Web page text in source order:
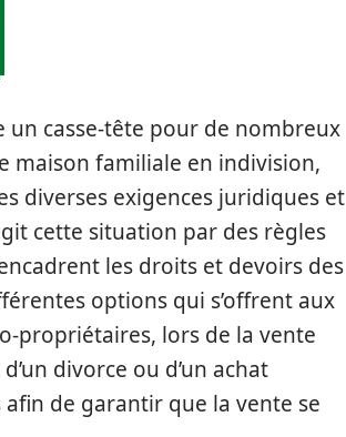
un casse-tête pour de nombreux
maison familiale en indivision,
diverses exigences juridiques et
cette situation par des règles
les droits et devoirs des
options qui s’offrent aux
propriétaires, lors de la vente
divorce ou d’un achat
de garantir que la vente se